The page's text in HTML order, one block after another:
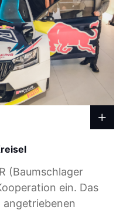
(Baumschlager
ein. Das